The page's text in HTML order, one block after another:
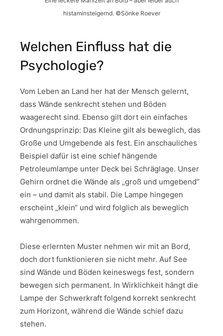
histaminsteigernd. ©Sönke Roever
Welchen Einfluss hat die
Psychologie?
Vom Leben an Land her hat der Mensch gelernt,
dass Wände senkrecht stehen und Böden
waagerecht sind. Ebenso gilt dort ein einfaches
Ordnungsprinzip: Das Kleine gilt als beweglich, das
Große und Umgebende als fest. Ein anschauliches
Beispiel dafür ist eine schief hängende
Petroleumlampe unter Deck bei Schräglage. Unser
Gehirn ordnet die Wände als „groß und umgebend“
ein – und damit als stabil. Die Lampe hingegen
erscheint „klein“ und wird folglich als beweglich
wahrgenommen.
Diese erlernten Muster nehmen wir mit an Bord,
doch dort funktionieren sie nicht mehr. Auf See
sind Wände und Böden keineswegs fest, sondern
bewegen sich permanent. In Wirklichkeit hängt die
Lampe der Schwerkraft folgend korrekt senkrecht
zum Horizont, während die Wände schief dazu
stehen.